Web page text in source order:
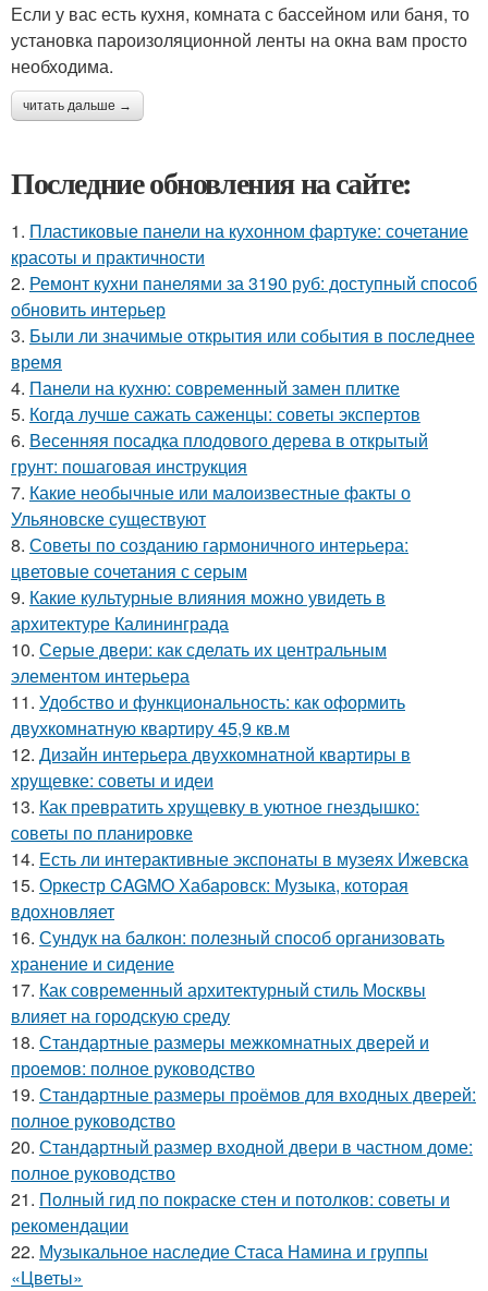
Если у вас есть кухня, комната с бассейном или баня, то
установка пароизоляционной ленты на окна вам просто
необходима.
читать дальше →
Последние обновления на сайте:
1. Пластиковые панели на кухонном фартуке: сочетание
красоты и практичности
2. Ремонт кухни панелями за 3190 руб: доступный способ
обновить интерьер
3. Были ли значимые открытия или события в последнее
время
4. Панели на кухню: современный замен плитке
5. Когда лучше сажать саженцы: советы экспертов
6. Весенняя посадка плодового дерева в открытый
грунт: пошаговая инструкция
7. Какие необычные или малоизвестные факты о
Ульяновске существуют
8. Советы по созданию гармоничного интерьера:
цветовые сочетания с серым
9. Какие культурные влияния можно увидеть в
архитектуре Калининграда
10. Серые двери: как сделать их центральным
элементом интерьера
11. Удобство и функциональность: как оформить
двухкомнатную квартиру 45,9 кв.м
12. Дизайн интерьера двухкомнатной квартиры в
хрущевке: советы и идеи
13. Как превратить хрущевку в уютное гнездышко:
советы по планировке
14. Есть ли интерактивные экспонаты в музеях Ижевска
15. Оркестр CAGMO Хабаровск: Музыка, которая
вдохновляет
16. Сундук на балкон: полезный способ организовать
хранение и сидение
17. Как современный архитектурный стиль Москвы
влияет на городскую среду
18. Стандартные размеры межкомнатных дверей и
проемов: полное руководство
19. Стандартные размеры проёмов для входных дверей:
полное руководство
20. Стандартный размер входной двери в частном доме:
полное руководство
21. Полный гид по покраске стен и потолков: советы и
рекомендации
22. Музыкальное наследие Стаса Намина и группы
«Цветы»